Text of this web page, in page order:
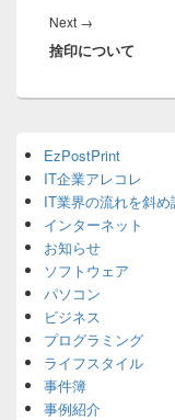
ゲ
ー
シ
Next →
post:
捨印について
Sidebar
Widget
Area
EzPostPrint
IT企業アレコレ
IT業界の流れを斜め
インターネット
お知らせ
ソフトウェア
パソコン
ビジネス
プログラミング
ライフスタイル
事件簿
事例紹介